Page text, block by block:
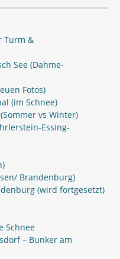
Turm &
See (Dahme-
Fotos)
(im Schnee)
vs Winter)
Essing-
Brandenburg)
(wird fortgesetzt)
Schnee
– Bunker am